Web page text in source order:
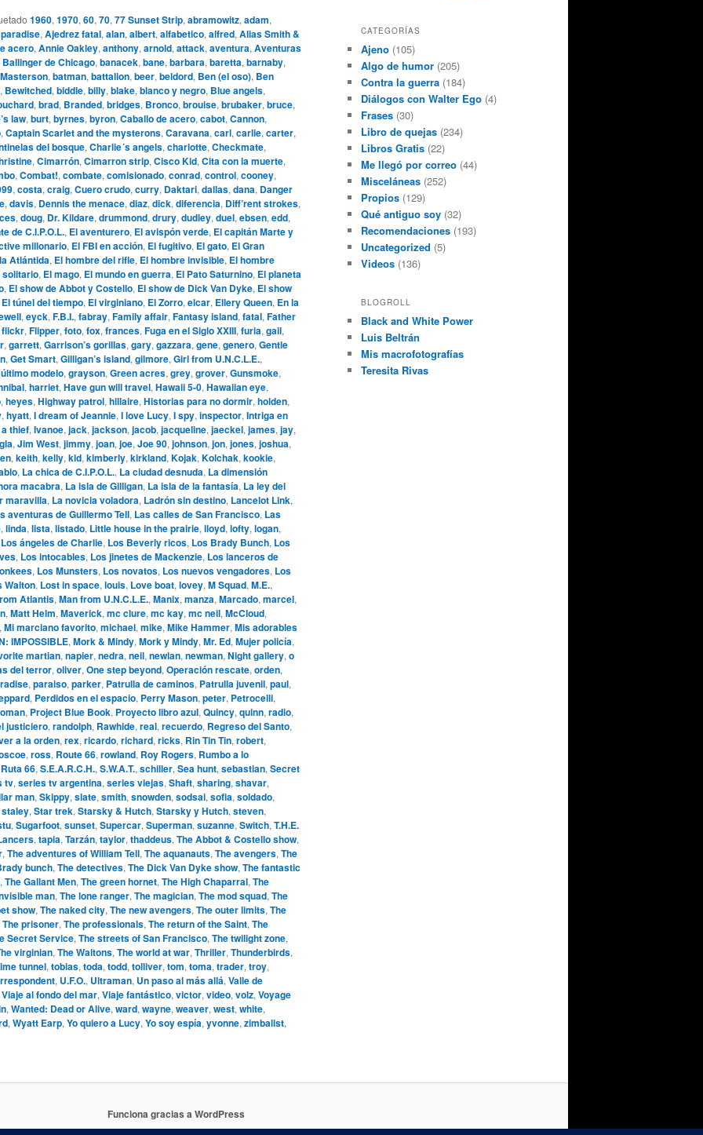
1960, 1970, 60, 70, 77 Sunset Strip, abramowitz, adam,
, Ajedrez fatal, alan, albert, alfabetico, alfred, Alias Smith &
acero, Annie Oakley, anthony, arnold, attack, aventura, Aventuras
Ballinger de Chicago, banacek, bane, barbara, baretta, barnaby,
, batman, battalion, beer, beldord, Ben (el oso), Ben
, Bewitched, biddle, billy, blake, blanco y negro, Blue angels,
, brad, Branded, bridges, Bronco, brouise, brubaker, bruce,
law, burt, byrnes, byron, Caballo de acero, cabot, Cannon,
, Captain Scarlet and the mysterons, Caravana, carl, carlie, carter,
del bosque, Charlie´s angels, charlotte, Checkmate,
, Cimarrón, Cimarron strip, Cisco Kid, Cita con la muerte,
, Combat!, combate, comisionado, conrad, control, cooney,
, costa, craig, Cuero crudo, curry, Daktari, dallas, dana, Danger
, davis, Dennis the menace, diaz, dick, diferencia, Diff’rent strokes,
, doug, Dr. Kildare, drummond, drury, dudley, duel, ebsen, edd,
de C.I.P.O.L., El aventurero, El avispón verde, El capitán Marte y
millonario, El FBI en acción, El fugitivo, El gato, El Gran
Atlántida, El hombre del rifle, El hombre invisible, El hombre
solitario, El mago, El mundo en guerra, El Pato Saturnino, El planeta
, El show de Abbot y Costello, El show de Dick Van Dyke, El show
El túnel del tiempo, El virginiano, El Zorro, elcar, Ellery Queen, En la
, eyck, F.B.I., fabray, Family affair, Fantasy island, fatal, Father
flickr, Flipper, foto, fox, frances, Fuga en el Siglo XXIII, furia, gail,
, garrett, Garrison’s gorillas, gary, gazzara, gene, genero, Gentle
, Get Smart, Gilligan’s island, gilmore, Girl from U.N.C.L.E.,
modelo, grayson, Green acres, grey, grover, Gunsmoke,
, harriet, Have gun will travel, Hawaii 5-0, Hawaiian eye,
, heyes, Highway patrol, hillaire, Historias para no dormir, holden,
, hyatt, I dream of Jeannie, I love Lucy, I spy, inspector, Intriga en
thief, Ivanoe, jack, jackson, jacob, jacqueline, jaeckel, james, jay,
, Jim West, jimmy, joan, joe, Joe 90, johnson, jon, jones, joshua,
, keith, kelly, kid, kimberly, kirkland, Kojak, Kolchak, kookie,
, La chica de C.I.P.O.L., La ciudad desnuda, La dimensión
macabra, La isla de Gilligan, La isla de la fantasía, La ley del
maravilla, La novicia voladora, Ladrón sin destino, Lancelot Link,
aventuras de Guillermo Tell, Las calles de San Francisco, Las
, linda, lista, listado, Little house in the prairie, lloyd, lofty, logan,
Los ángeles de Charlie, Los Beverly ricos, Los Brady Bunch, Los
, Los intocables, Los jinetes de Mackenzie, Los lanceros de
, Los Munsters, Los novatos, Los nuevos vengadores, Los
Walton, Lost in space, louis, Love boat, lovey, M Squad, M.E.,
Atlantis, Man from U.N.C.L.E., Manix, manza, Marcado, marcel,
, Matt Helm, Maverick, mc clure, mc kay, mc neil, McCloud,
, Mi marciano favorito, michael, mike, Mike Hammer, Mis adorables
IMPOSSIBLE, Mork & Mindy, Mork y Mindy, Mr. Ed, Mujer policía,
martian, napier, nedra, neil, newlan, newman, Night gallery, o
del terror, oliver, One step beyond, Operación rescate, orden,
, paraiso, parker, Patrulla de caminos, Patrulla juvenil, paul,
, Perdidos en el espacio, Perry Mason, peter, Petrocelli,
, Project Blue Book, Proyecto libro azul, Quincy, quinn, radio,
justiciero, randolph, Rawhide, real, recuerdo, Regreso del Santo,
a la orden, rex, ricardo, richard, ricks, Rin Tin Tin, robert,
, ross, Route 66, rowland, Roy Rogers, Rumbo a lo
Ruta 66, S.E.A.R.C.H., S.W.A.T., schiller, Sea hunt, sebastian, Secret
tv, series tv argentina, series viejas, Shaft, sharing, shavar,
man, Skippy, slate, smith, snowden, sodsai, sofia, soldado,
staley, Star trek, Starsky & Hutch, Starsky y Hutch, steven,
, Sugarfoot, sunset, Supercar, Superman, suzanne, Switch, T.H.E.
, tapia, Tarzán, taylor, thaddeus, The Abbot & Costello show,
, The adventures of William Tell, The aquanauts, The avengers, The
bunch, The detectives, The Dick Van Dyke show, The fantastic
, The Gallant Men, The green hornet, The High Chaparral, The
man, The lone ranger, The magician, The mod squad, The
show, The naked city, The new avengers, The outer limits, The
The prisoner, The professionals, The return of the Saint, The
Secret Service, The streets of San Francisco, The twilight zone,
virginian, The Waltons, The world at war, Thriller, Thunderbirds,
tunnel, tobias, toda, todd, tolliver, tom, toma, trader, troy,
, U.F.O., Ultraman, Un paso al más allá, Valle de
Viaje al fondo del mar, Viaje fantástico, victor, video, volz, Voyage
, Wanted: Dead or Alive, ward, wayne, weaver, west, white,
, Wyatt Earp, Yo quiero a Lucy, Yo soy espía, yvonne, zimbalist,
CATEGORÍAS
Ajeno (105)
Algo de humor (205)
Contra la guerra (184)
Diálogos con Walter Ego (4)
Frases (30)
Libro de quejas (234)
Libros Gratis (22)
Me llegó por correo (44)
Misceláneas (252)
Propios (129)
Qué antiguo soy (32)
Recomendaciones (193)
Uncategorized (5)
Videos (136)
BLOGROLL
Black and White Power
Luis Beltrán
Mis macrofotografías
Teresita Rivas
Funciona gracias a WordPress